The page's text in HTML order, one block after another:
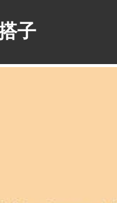
子